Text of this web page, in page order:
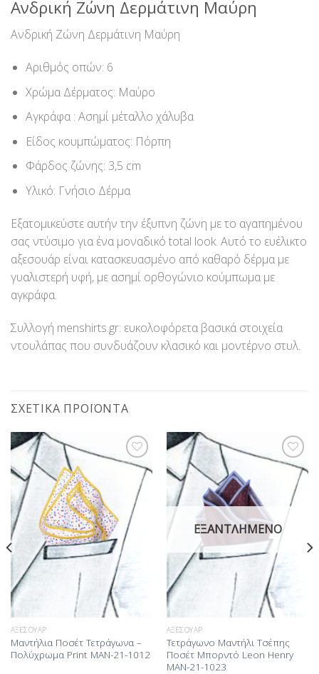
Ανδρική Ζώνη Δερμάτινη Μαύρη
Ανδρική Ζώνη Δερμάτινη Μαύρη
Αριθμός οπών: 6
Χρώμα Δέρματος: Μαύρο
Αγκράφα : Ασημί μέταλλο χάλυβα
Είδος κουμπώματος: Πόρπη
Φάρδος ζώνης: 3,5 cm
Υλικό: Γνήσιο Δέρμα
Εξατομικεύστε αυτήν την έξυπνη ζώνη με το αγαπημένου
σας ντύσιμο για ένα μοναδικό total look. Αυτό το ευέλικτο
αξεσουάρ είναι κατασκευασμένο από καθαρό δέρμα με
γυαλιστερή υφή, με ασημί ορθογώνιο κούμπωμα με
αγκράφα.
Συλλογή menshirts.gr: ευκολοφόρετα βασικά στοιχεία
ντουλάπας που συνδυάζουν κλασικό και μοντέρνο στυλ.
ΣΧΕΤΙΚΆ ΠΡΟΪΌΝΤΑ
Προσθήκη
στη Λίστα
Επιθυμίας
ΑΞΕΣΟΥΆΡ
Μαντήλια Ποσέτ Τετράγωνα –
Πολύχρωμα Print MAN-21-1012
Προσθήκη
στη Λίστα
Επιθυμίας
ΕΞΑΝΤΛΗΜΈΝΟ
ΑΞΕΣΟΥΆΡ
Τετράγωνο Μαντήλι Τσέπης
Ποσέτ Μπορντό Leon Henry
MAN-21-1023